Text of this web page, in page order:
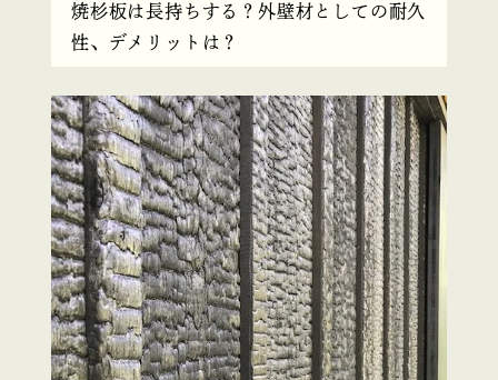
焼杉板は長持ちする？外壁材としての耐久
性、デメリットは？